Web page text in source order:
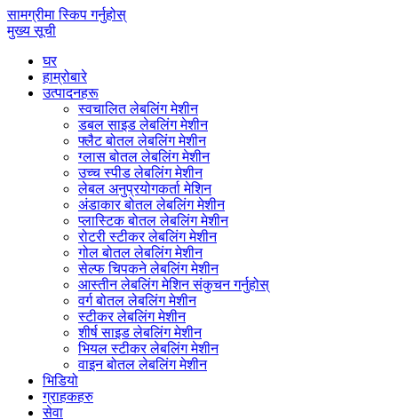
सामग्रीमा स्किप गर्नुहोस्
मुख्य सूची
घर
हाम्रोबारे
उत्पादनहरू
स्वचालित लेबलिंग मेशीन
डबल साइड लेबलिंग मेशीन
फ्लैट बोतल लेबलिंग मेशीन
ग्लास बोतल लेबलिंग मेशीन
उच्च स्पीड लेबलिंग मेशीन
लेबल अनुप्रयोगकर्ता मेशिन
अंडाकार बोतल लेबलिंग मेशीन
प्लास्टिक बोतल लेबलिंग मेशीन
रोटरी स्टीकर लेबलिंग मेशीन
गोल बोतल लेबलिंग मेशीन
सेल्फ चिपकने लेबलिंग मेशीन
आस्तीन लेबलिंग मेशिन संकुचन गर्नुहोस्
वर्ग बोतल लेबलिंग मेशीन
स्टीकर लेबलिंग मेशीन
शीर्ष साइड लेबलिंग मेशीन
भियल स्टीकर लेबलिंग मेशीन
वाइन बोतल लेबलिंग मेशीन
भिडियो
ग्राहकहरु
सेवा